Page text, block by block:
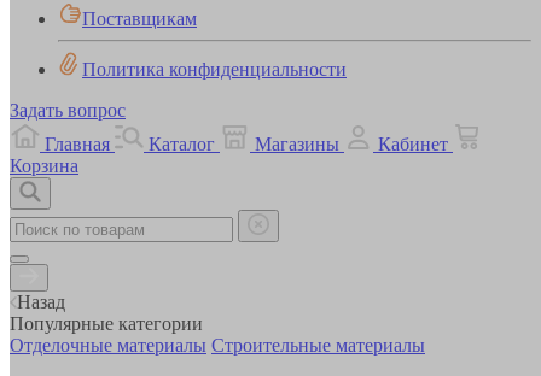
Поставщикам
Политика конфиденциальности
Задать вопрос
Главная
Каталог Магазины
Кабинет
Корзина
Назад
Популярные категории
Отделочные материалы Строительные материалы